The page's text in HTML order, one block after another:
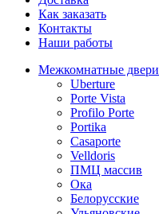
Как заказать
Контакты
Наши работы
Межкомнатные двери
Uberture
Porte Vista
Profilo Porte
Portika
Casaporte
Velldoris
ПМЦ массив
Ока
Белорусские